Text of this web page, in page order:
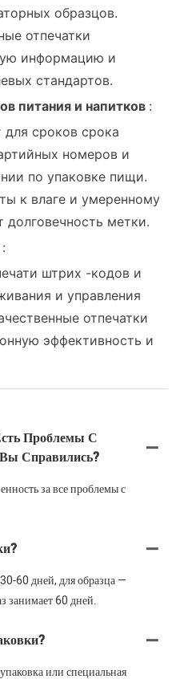
образцов.
отпечатки
информацию и
стандартов.
питания и напитков :
сроков срока
номеров и
по упаковке пищи.
к влаге и умеренному
долговечность метки.
:
штрих -кодов и
и управления
отпечатки
эффективность и
Проблемы С
Справились?
за все проблемы с
60 дней, для образца —
занимает 60 дней.
или специальная